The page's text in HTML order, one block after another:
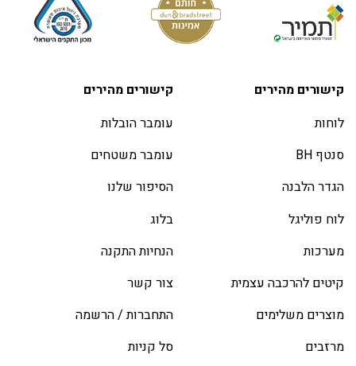
קישורים מהירים
לוחות
סנטף BH
הגדר הלבנה
לוח פוליגל
מערכות
קיטים להרכבה עצמית
מוצרים משלימים
מרזבים
קישורים מהירים
עומבר הובלות
עומבר משטחים
הסיפור שלנו
בלוג
הנחיות התקנה
צור קשר
התחברות / הרשמה
סל קניות